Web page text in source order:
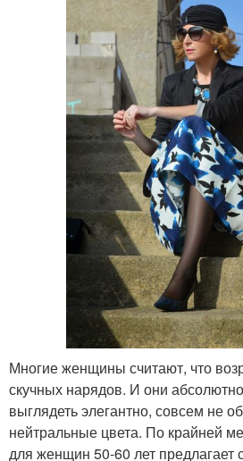
Многие женщины считают, что
скучных нарядов. И они
выглядеть элегантно, совсем не
нейтральные цвета. По крайней
для женщин 50-60 лет предлагает